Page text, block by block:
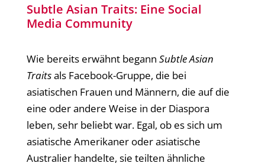
Subtle Asian Traits: Eine Social
Media Community
Wie bereits erwähnt begann Subtle Asian
Traitsals Facebook-Gruppe, die bei
asiatischen Frauen und Männern, die auf die
eine oder andere Weise in der Diaspora
leben, sehr beliebt war. Egal, ob es sich um
asiatische Amerikaner oder asiatische
Australier handelte, sie teilten ähnliche